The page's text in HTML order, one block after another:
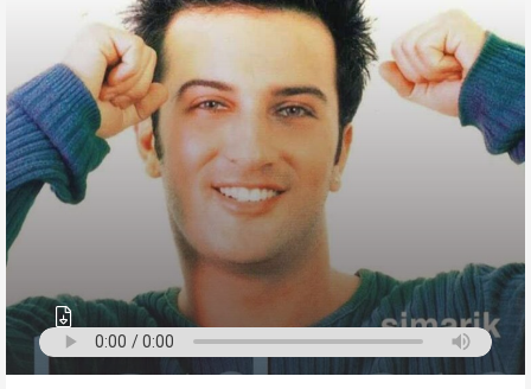
دوستان
خود
به
اشتراک
کپی
لینک